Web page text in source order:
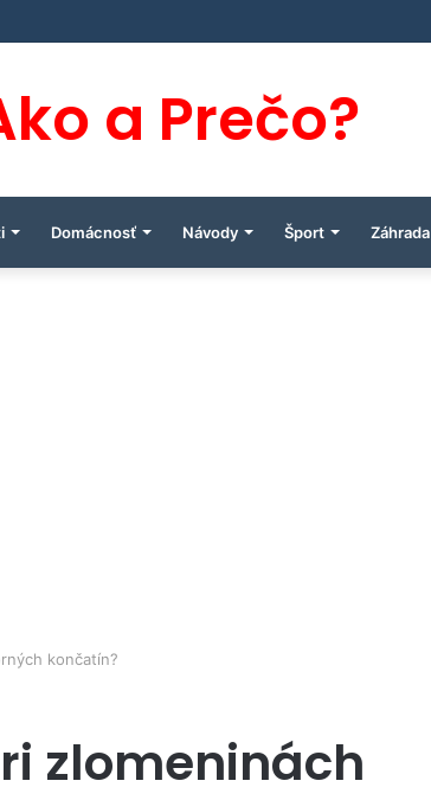
a Prečo?
Domácnosť Návody Šport Záhrada
končatín?
zlomeninách